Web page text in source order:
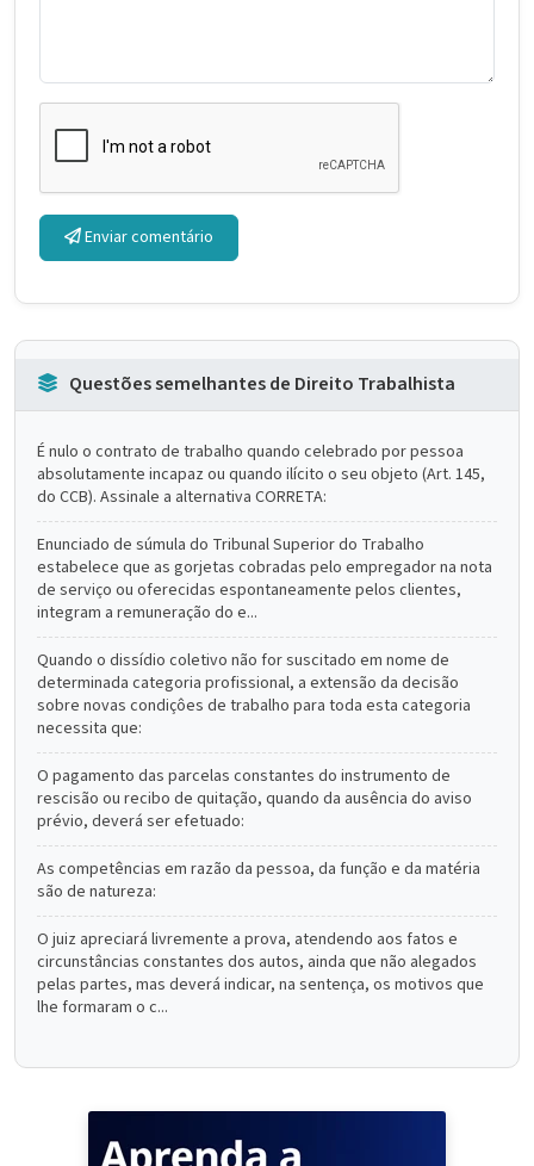
Enviar comentário
Questões semelhantes de Direito Trabalhista
É nulo o contrato de trabalho quando celebrado por pessoa
absolutamente incapaz ou quando ilícito o seu objeto (Art. 145,
do CCB). Assinale a alternativa CORRETA:
Enunciado de súmula do Tribunal Superior do Trabalho
estabelece que as gorjetas cobradas pelo empregador na nota
de serviço ou oferecidas espontaneamente pelos clientes,
integram a remuneração do e...
Quando o dissídio coletivo não for suscitado em nome de
determinada categoria profissional, a extensão da decisão
sobre novas condiçôes de trabalho para toda esta categoria
necessita que:
O pagamento das parcelas constantes do instrumento de
rescisão ou recibo de quitação, quando da ausência do aviso
prévio, deverá ser efetuado:
As competências em razão da pessoa, da função e da matéria
são de natureza:
O juiz apreciará livremente a prova, atendendo aos fatos e
circunstâncias constantes dos autos, ainda que não alegados
pelas partes, mas deverá indicar, na sentença, os motivos que
lhe formaram o c...